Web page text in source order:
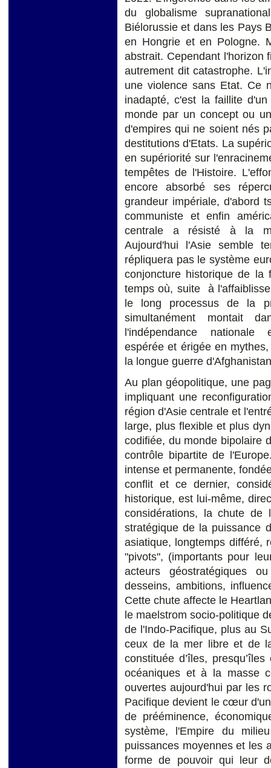
du globalisme
Biélorussie et dans les Pays
en Hongrie et en Pologne.
abstrait. Cependant l'horizon
autrement dit catastrophe.
une violence sans Etat. Ce
inadapté, c'est la faillite
monde par un concept ou
d'empires qui ne soient nés
destitutions d'Etats. La
en supériorité sur
tempêtes de l'Histoire.
encore absorbé ses
grandeur impériale, d'abord
communiste et enfin
centrale a résisté à la
Aujourd'hui l'Asie semble
répliquera pas le système
conjoncture historique de la
temps où, suite à
le long processus de la
simultanément montait
l'indépendance nationale
espérée et érigée en
la longue guerre
Au plan géopolitique, une
impliquant une
région d'Asie centrale et
large, plus flexible et plus
codifiée, du monde bipolaire
contrôle bipartite de
intense et permanente,
conflit et ce dernier,
historique, est lui-même,
considérations, la chute de
stratégique de la puissance
asiatique, longtemps différé,
"pivots", (importants pour
acteurs géostratégiques
desseins, ambitions,
Cette chute affecte le
le maelstrom socio-politique
de l'Indo-Pacifique, plus au
ceux de la mer libre et de
constituée d’îles,
océaniques et à la masse
ouvertes aujourd'hui par les
Pacifique devient le cœur
de prééminence,
système, l'Empire du
puissances moyennes et les
forme de pouvoir qui leur